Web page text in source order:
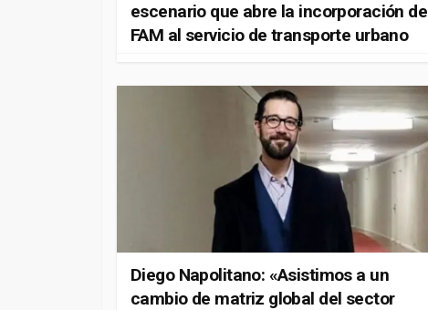
escenario que abre la incorporación de
FAM al servicio de transporte urbano
Diego Napolitano: «Asistimos a un
cambio de matriz global del sector